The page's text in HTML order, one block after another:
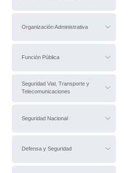
Organización Administrativa
Función Pública
Seguridad Vial, Transporte y
Telecomunicaciones
Seguridad Nacional
Defensa y Seguridad